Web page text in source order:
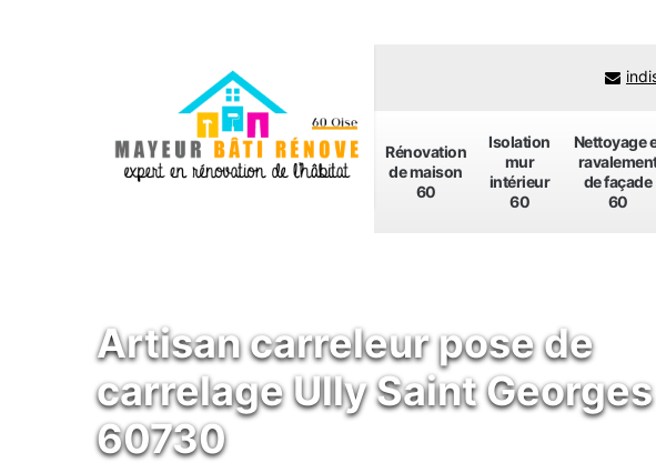
Rénovation
de maison
60
Isolation
mur
intérieur
60
Nettoyage
de façade
60
Artisan carreleur pose de
carrelage Ully Saint Georges
60730